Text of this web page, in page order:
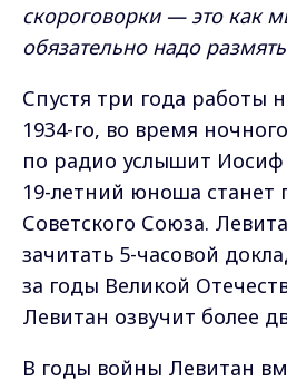
скороговорки — это как
обязательно надо
Спустя три года работы
1934-го, во время
по радио услышит Иосиф
19-летний юноша станет
Советского Союза.
зачитать 5-часовой
за годы Великой
Левитан озвучит более
В годы войны Левитан